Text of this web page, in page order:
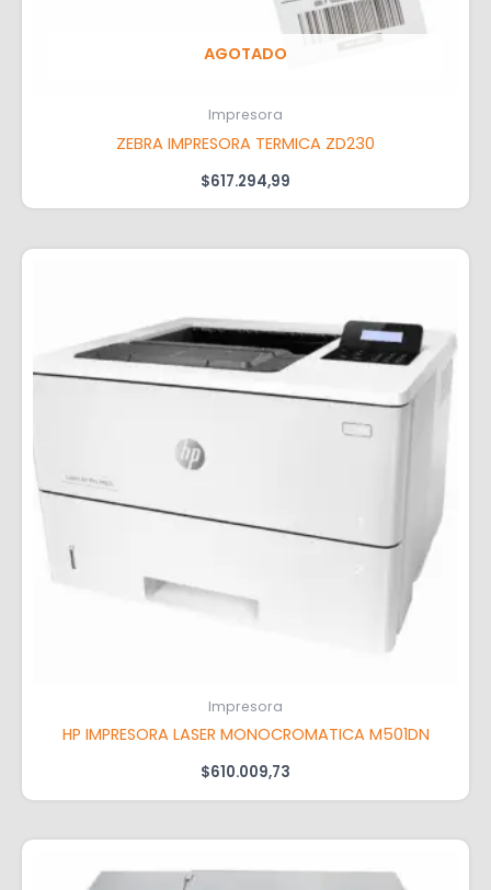
AGOTADO
Impresora
ZEBRA IMPRESORA TERMICA ZD230
$617.294,99
Impresora
HP IMPRESORA LASER MONOCROMATICA M501DN
$610.009,73